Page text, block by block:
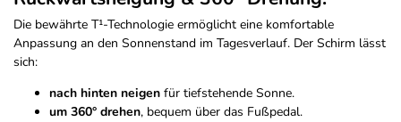
Die bewährte T¹-Technologie ermöglicht eine komfortable
Anpassung an den Sonnenstand im Tagesverlauf. Der Schirm lässt
sich:
nach hinten neigen für tiefstehende Sonne.
um 360° drehen, bequem über das Fußpedal.